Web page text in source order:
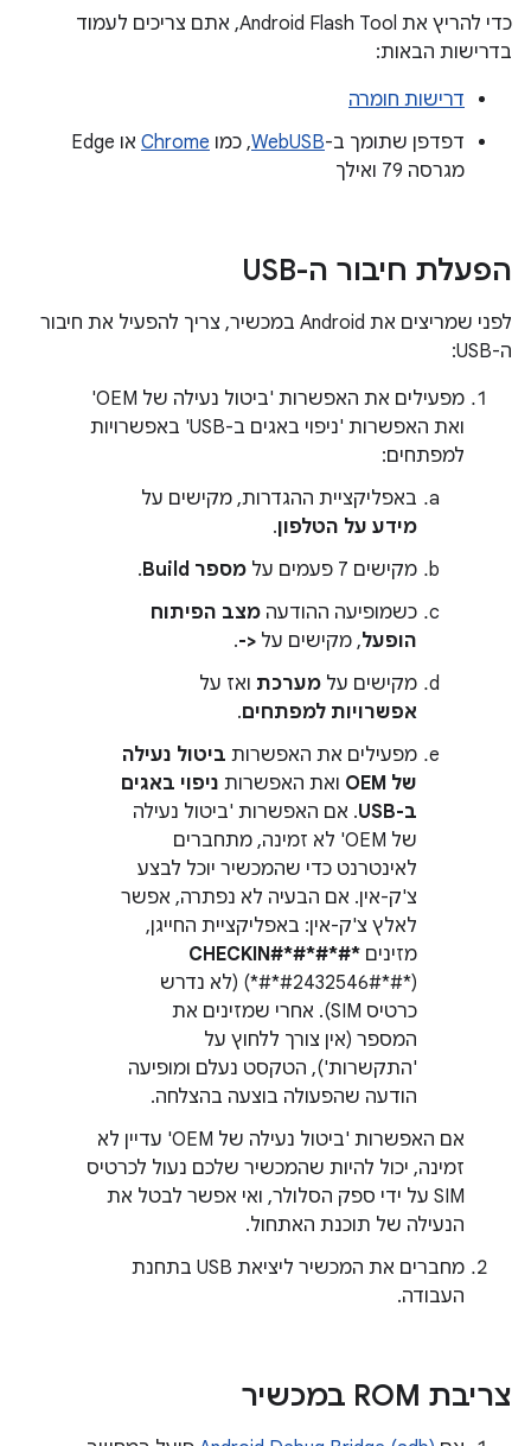
כדי להריץ את Android Flash Tool, אתם צריכים לעמוד
בדרישות הבאות:
דרישות חומרה
דפדפן שתומך ב-WebUSB, כמו Chrome
או Edge
מגרסה 79 ואילך
הפעלת חיבור ה-USB
לפני שמריצים את Android במכשיר, צריך להפעיל את חיבור
ה-USB:
מפעילים את האפשרות 'ביטול נעילה של OEM'
ואת האפשרות 'ניפוי באגים ב-USB' באפשרויות
למפתחים:
באפליקציית ההגדרות, מקישים על
מידע על הטלפון.
מקישים 7 פעמים על
מספר Build
.
כשמופיעה ההודעה מצב הפיתוח
הופעל, מקישים על <-
.
מקישים על מערכת ואז על
אפשרויות למפתחים.
מפעילים את האפשרות ביטול נעילה
של OEM
ואת האפשרות ניפוי באגים
ב-USB
. אם האפשרות 'ביטול נעילה
של OEM' לא זמינה, מתחברים
לאינטרנט כדי שהמכשיר יוכל לבצע
צ'ק-אין. אם הבעיה לא נפתרה, אפשר
לאלץ צ'ק-אין: באפליקציית החייגן,
מזינים *#*#CHECKIN#*#*
(*#*#2432546#*#*) (לא נדרש
כרטיס SIM). אחרי שמזינים את
המספר (אין צורך ללחוץ על
'התקשרות'), הטקסט נעלם ומופיעה
הודעה שהפעולה בוצעה בהצלחה.
אם האפשרות 'ביטול נעילה של OEM' עדיין לא
זמינה, יכול להיות שהמכשיר שלכם נעול לכרטיס
SIM על ידי ספק הסלולר, ואי אפשר לבטל את
הנעילה של תוכנת האתחול.
מחברים את המכשיר ליציאת USB בתחנת
העבודה.
צריבת ROM במכשיר